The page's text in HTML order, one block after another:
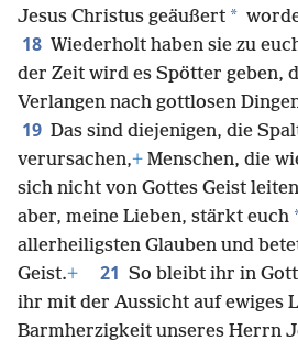
Jesus Christus geäußert *
18 Wiederholt haben sie zu
der Zeit wird es Spötter geben,
Verlangen nach gottlosen
19 Das sind diejenigen, die
verursachen,+ Menschen, die
sich nicht von Gottes Geist
aber, meine Lieben, stärkt euch
allerheiligsten Glauben und
Geist.+ 21 So bleibt ihr in
ihr mit der Aussicht auf ewiges
Barmherzigkeit unseres Herrn